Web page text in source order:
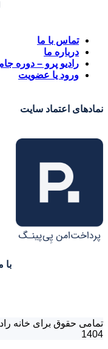
تماس با ما
درباره ما
رادیو پرو – دوره
ورود یا عضویت
نمادهای اعتماد سایت
با
1404